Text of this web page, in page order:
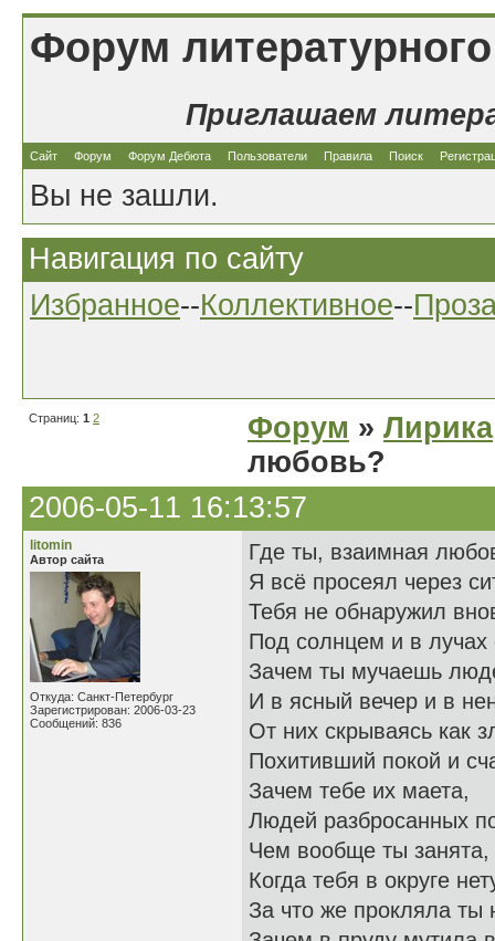
Форум
Приглашаем
Сайт Форум Форум Дебюта Пользователи Правила Поиск
Вы не зашли.
Навигация по сайту
Избранное--Коллективное--
Страниц: 1 2 Форум » Лирика
любовь?
2006-05-11 16:13:57
litomin
Автор сайта
Откуда: Санкт-Петербург
Зарегистрирован: 2006-03-23
Сообщений: 836
Где ты, взаимная
Я всё просеял через
Тебя не обнаружил
Под солнцем и в лучах
Зачем ты мучаешь
И в ясный вечер и в
От них скрываясь как
Похитивший покой и
Зачем тебе их маета,
Людей разбросанных
Чем вообще ты занята,
Когда тебя в округе
За что же прокляла ты